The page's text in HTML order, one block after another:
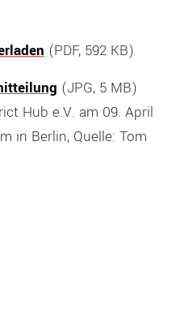
(PDF, 592 KB)
(JPG, 5 MB)
Hub e.V. am 09. April
in Berlin, Quelle: Tom